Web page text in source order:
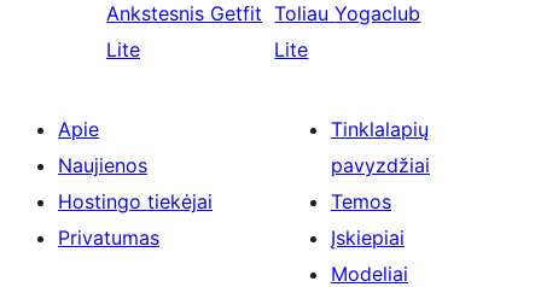
Ankstesnis Getfit
Lite
Toliau Yogaclub
Lite
Apie
Naujienos
Hostingo tiekėjai
Privatumas
Tinklalapių
pavyzdžiai
Temos
Įskiepiai
Modeliai